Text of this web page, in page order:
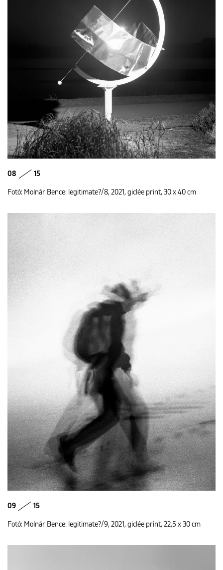
08 15
Fotó: Molnár Bence: legitimate?/8, 2021, giclée print, 30 x 40 cm
09 15
Fotó: Molnár Bence: legitimate?/9, 2021, giclée print, 22,5 x 30 cm